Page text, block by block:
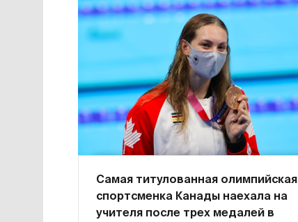
Самая титулованная олимпийская
спортсменка Канады наехала на
учителя после трех медалей в